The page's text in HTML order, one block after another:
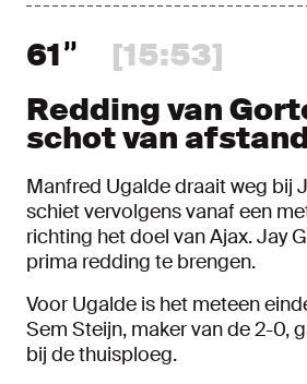
61
[15:53]
Redding van
schot van
Manfred Ugalde draait weg bij
schiet vervolgens vanaf een
richting het doel van Ajax. Jay
prima redding te brengen.
Voor Ugalde is het meteen
Sem Steijn, maker van de 2-0,
bij de thuisploeg.